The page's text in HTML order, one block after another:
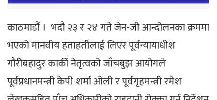
काठमाडौं । भदौ २३ र २४ गते जेन-जी आन्दोलनका क्रममा
भएको मानवीय हताहतीलाई लिएर पूर्वन्यायाधीश
गौरीबहादुर कार्की नेतृत्वको जाँचबुझ आयोगले
पूर्वप्रधानमन्त्री केपी शर्मा ओली र पूर्वगृहमन्त्री रमेश